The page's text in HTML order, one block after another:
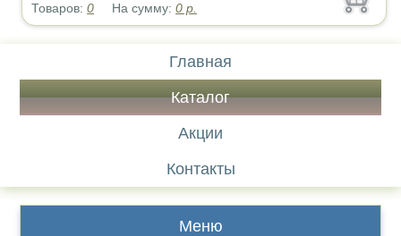
Товаров:0 На сумму:0 р.
Главная
Каталог
Акции
Контакты
Меню